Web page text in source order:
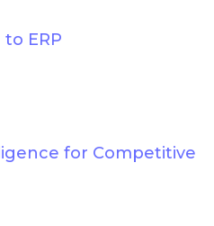
ERP
for Competitive